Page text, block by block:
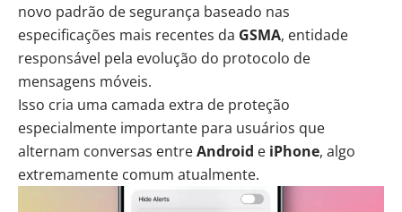
novo padrão de segurança baseado nas
especificações mais recentes da GSMA, entidade
responsável pela evolução do protocolo de
mensagens móveis.
Isso cria uma camada extra de proteção
especialmente importante para usuários que
alternam conversas entreAndroid e iPhone, algo
extremamente comum atualmente.